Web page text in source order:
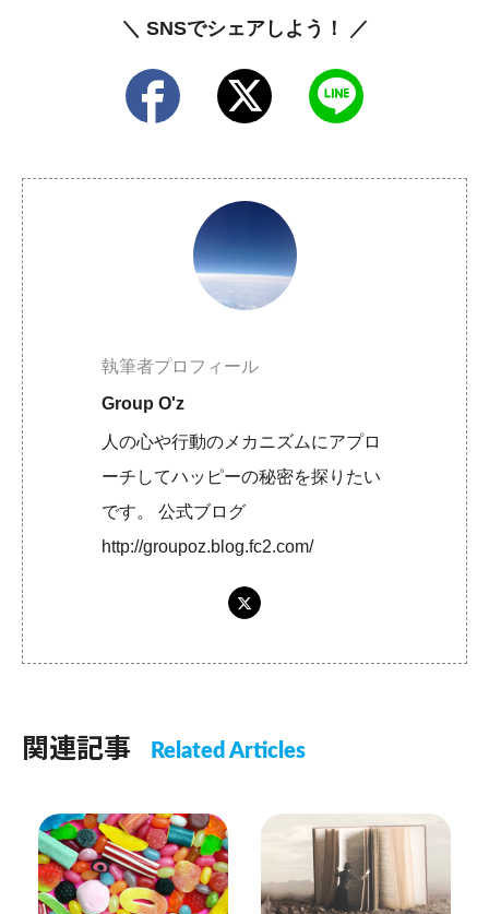
＼ SNSでシェアしよう！ ／
執筆者プロフィール
Group O'z
人の心や行動のメカニズムにアプロ
ーチしてハッピーの秘密を探りたい
です。 公式ブログ
http://groupoz.blog.fc2.com/
関連記事 Related Articles